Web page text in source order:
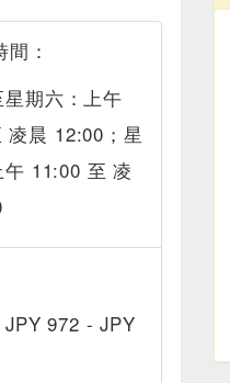
：
期六：上午
凌晨 12:00；星
午 11:00 至 凌
JPY 972 - JPY